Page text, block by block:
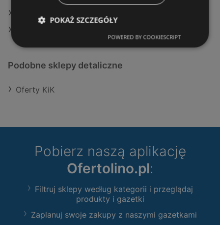
Aktualne gazetki KiK
Podobne sklepy detaliczne
Oferty KiK
Pobierz naszą aplikację
Ofertolino.pl:
Filtruj sklepy według kategorii i przeglądaj
produkty i gazetki
Zaplanuj swoje zakupy z naszymi gazetkami
POKAŻ SZCZEGÓŁY
POWERED BY COOKIESCRIPT